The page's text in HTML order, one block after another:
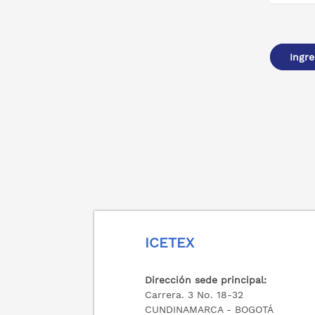
ICETEX
Dirección sede principal:
Carrera. 3 No. 18-32
CUNDINAMARCA - BOGOTÁ